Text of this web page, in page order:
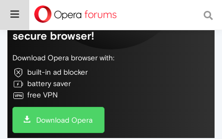
Do more on the web, with a fast and
secure browser!
Download Opera browser with:
built-in ad blocker
battery saver
free VPN
Download Opera